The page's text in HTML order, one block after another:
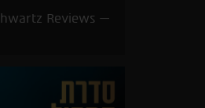
Reviews